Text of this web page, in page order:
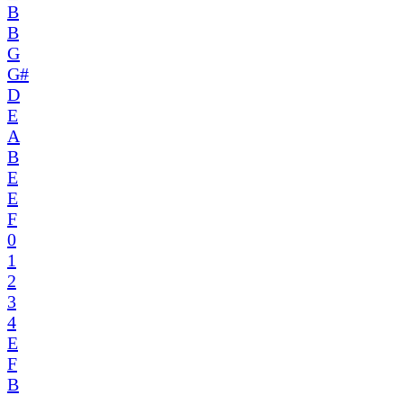
B
B
G
G#
D
E
A
B
E
E
F
0
1
2
3
4
E
F
B